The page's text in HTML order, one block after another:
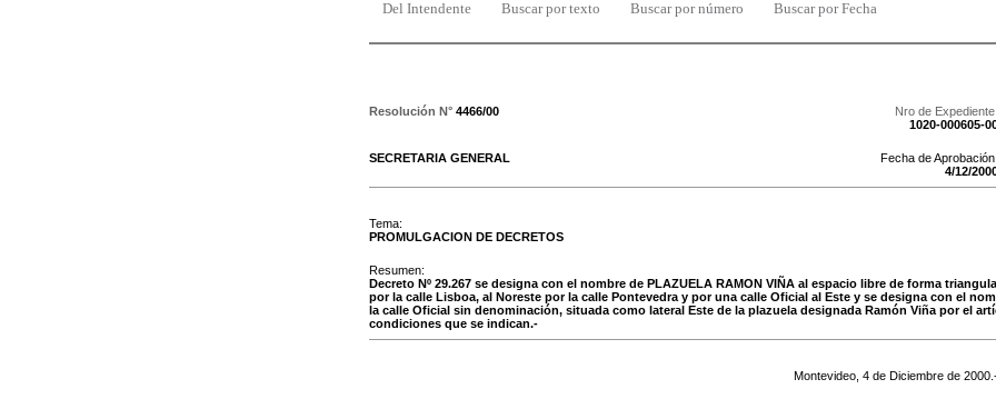
Del Intendente Buscar por texto Buscar por número Buscar por Fecha
Resolución N° 4466/00
Nro de
1020-000605-
SECRETARIA GENERAL
Fecha de
4/12/
Tema:
PROMULGACION DE DECRETOS
Resumen:
Decreto Nº 29.267 se designa con el nombre de PLAZUELA RAMON VIÑA al espacio libre de forma
por la calle Lisboa, al Noreste por la calle Pontevedra y por una calle Oficial al Este y se designa con el
la calle Oficial sin denominación, situada como lateral Este de la plazuela designada Ramón Viña por el
condiciones que se indican.-
Montevideo, 4 de Diciembre de 2000